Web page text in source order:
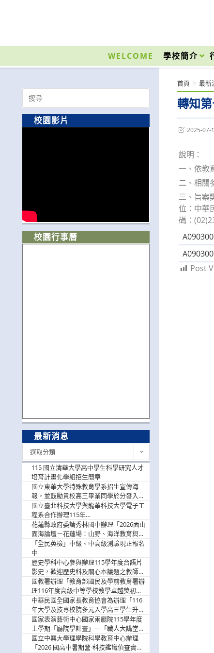
內
WELCOME 學校簡介
轉知
首頁 > 最新
Post2025-07-
說明：
一、依教
二、相關
三、旨案
位：中華
碼：
Post
Search
for:
校園影片
校園行事曆
最新消息
選取分類
115 國立清華大學高中學生科學研究人才
培育計畫化學組招生簡章
國立東華大學特殊教育學系招生宣傳海
報，並鼓勵貴校高三畢業同學於分發入學
階段踴躍選填。
國立臺北科技大學與龍華科技大學電子工
程系合作辦理115年
「115.08.10~08.12「AI賦能應用於智慧半
導體研習營」，歡迎學生踴躍報名參加
花蓮縣政府委請秀林國中辦理「2026面山
面海論壇－花蓮場：山野、海洋教育與戶
外安全實務課程」，歡迎踴躍報名參加
「全民英檢」中級、中高級測驗現正報名
中
歷史學科中心參與辦理115學年度台語片
影史，歡迎歷史科及關心本議題之教師踴
躍報名參加
國教署辦理「教育部國民及學前教育署辦
理116年度高級中等學校教學卓越獎初選
實施計畫」，鼓勵教師踴躍報名
中華民國全國家長教育協會為辦理「116
年大學及技專校院多元入學高三學生升學
輔導家長說明會」
國家表演藝術中心國家兩廳院115學年度
上學期「廳院學計畫」—「職人大講堂」
及「一日體驗課程」，鼓勵踴躍報名參
與。
國立中興大學理學院科學教育中心辦理
「2026 國高中暑期營-科技鑑識偵查實戰